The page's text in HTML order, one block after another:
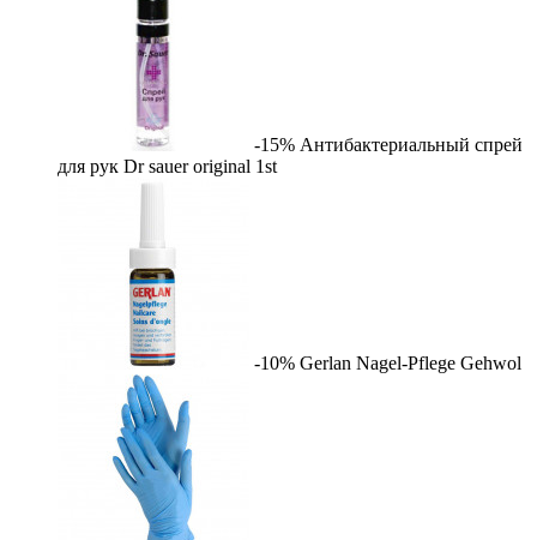
-15% Антибактериальный спрей
для рук Dr sauer original 1st
-10% Gerlan Nagel-Pflege Gehwol